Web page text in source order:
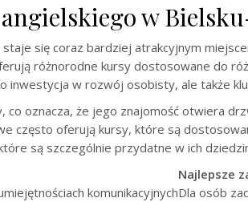
w
się coraz bardziej atrakcyjnym
różnorodne kursy dostosowane do
inwestycja w rozwój osobisty, ale także
co oznacza, że jego znajomość otwiera
często oferują kursy, które są
są szczególnie przydatne w ich
Najlepsze
komunikacyjnychDla osób